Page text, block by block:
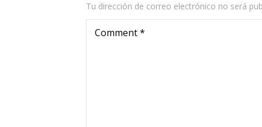
Tu dirección de correo electrónico no será
Comment*